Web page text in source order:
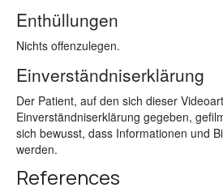
Enthüllungen
Nichts offenzulegen.
Einverständniserklärung
Der Patient, auf den sich dieser
Einverständniserklärung gegeben,
sich bewusst, dass Informationen und
werden.
References